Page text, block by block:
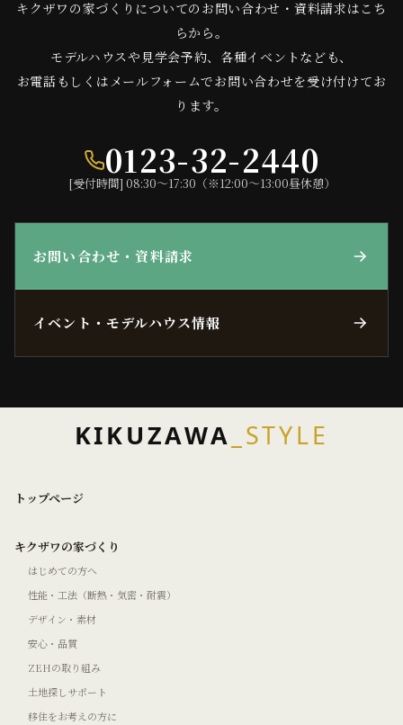
キクザワの家づくりについてのお問い合わせ・資料請求はこち
らから。
モデルハウスや見学会予約、各種イベントなども、
お電話もしくはメールフォームでお問い合わせを受け付けてお
ります。
0123-32-2440
[受付時間] 08:30〜17:30（※12:00〜13:00昼休憩）
お問い合わせ・資料請求
イベント・モデルハウス情報
KIKUZAWA _STYLE
トップページ
キクザワの家づくり
はじめての方へ
性能・工法（断熱・気密・耐震）
デザイン・素材
安心・品質
ZEHの取り組み
土地探しサポート
移住をお考えの方に